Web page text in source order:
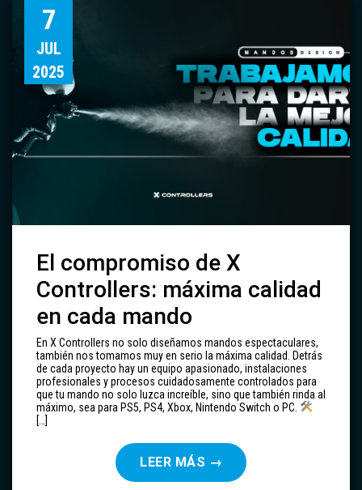
7
JUL
2025
El compromiso de X
Controllers: máxima calidad
en cada mando
En X Controllers no solo diseñamos mandos espectaculares,
también nos tomamos muy en serio la máxima calidad. Detrás
de cada proyecto hay un equipo apasionado, instalaciones
profesionales y procesos cuidadosamente controlados para
que tu mando no solo luzca increíble, sino que también rinda al
máximo, sea para PS5, PS4, Xbox, Nintendo Switch o PC.
[…]
LEER MÁS →